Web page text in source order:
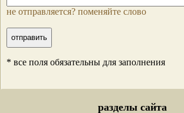
не отправляется? поменяйте слово
* все поля обязательны для заполнения
разделы сайта